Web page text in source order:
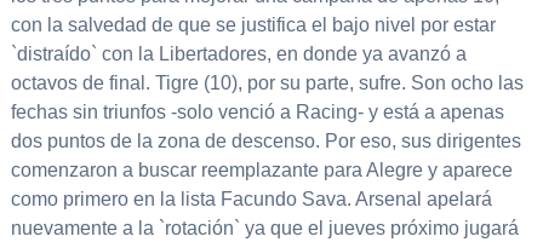
con la salvedad de que se justifica el bajo nivel por estar
`distraído` con la Libertadores, en donde ya avanzó a
octavos de final. Tigre (10), por su parte, sufre. Son ocho las
fechas sin triunfos -solo venció a Racing- y está a apenas
dos puntos de la zona de descenso. Por eso, sus dirigentes
comenzaron a buscar reemplazante para Alegre y aparece
como primero en la lista Facundo Sava. Arsenal apelará
nuevamente a la `rotación` ya que el jueves próximo jugará